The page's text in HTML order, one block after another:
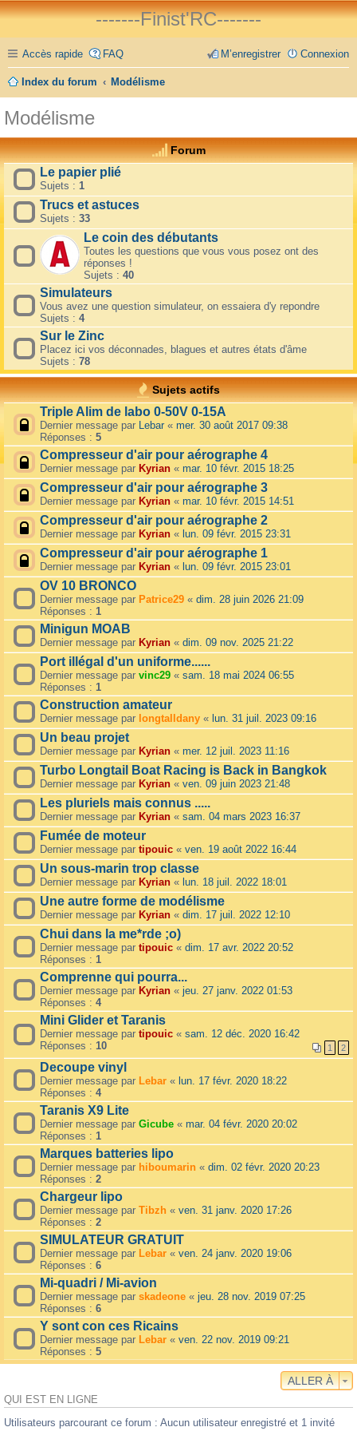
-------Finist'RC-------
Accès rapide FAQ Connexion
M’enregistrer
Index du forum Modélisme
Modélisme
Forum
Le papier plié
Sujets : 1
Trucs et astuces
Sujets : 33
Le coin des débutants
Toutes les questions que vous vous posez ont des
réponses !
Sujets : 40
Simulateurs
Vous avez une question simulateur, on essaiera d'y repondre
Sujets : 4
Sur le Zinc
Placez ici vos déconnades, blagues et autres états d'âme
Sujets : 78
Sujets actifs
Triple Alim de labo 0-50V 0-15A
Dernier message par Lebar« mer. 30 août 2017 09:38
Réponses : 5
Compresseur d'air pour aérographe 4
Dernier message par Kyrian « mar. 10 févr. 2015 18:25
Compresseur d'air pour aérographe 3
Dernier message par Kyrian « mar. 10 févr. 2015 14:51
Compresseur d'air pour aérographe 2
Dernier message par Kyrian « lun. 09 févr. 2015 23:31
Compresseur d'air pour aérographe 1
Dernier message par Kyrian « lun. 09 févr. 2015 23:01
OV 10 BRONCO
Dernier message par Patrice29 « dim. 28 juin 2026 21:09
Réponses : 1
Minigun MOAB
Dernier message par Kyrian « dim. 09 nov. 2025 21:22
Port illégal d'un uniforme......
Dernier message par vinc29 « sam. 18 mai 2024 06:55
Réponses : 1
Construction amateur
Dernier message par longtalldany « lun. 31 juil. 2023 09:16
Un beau projet
Dernier message par Kyrian « mer. 12 juil. 2023 11:16
Turbo Longtail Boat Racing is Back in Bangkok
Dernier message par Kyrian « ven. 09 juin 2023 21:48
Les pluriels mais connus .....
Dernier message par Kyrian « sam. 04 mars 2023 16:37
Fumée de moteur
Dernier message par tipouic « ven. 19 août 2022 16:44
Un sous-marin trop classe
Dernier message par Kyrian « lun. 18 juil. 2022 18:01
Une autre forme de modélisme
Dernier message par Kyrian « dim. 17 juil. 2022 12:10
Chui dans la me*rde ;o)
Dernier message par tipouic « dim. 17 avr. 2022 20:52
Réponses : 1
Comprenne qui pourra...
Dernier message par Kyrian « jeu. 27 janv. 2022 01:53
Réponses : 4
Mini Glider et Taranis
Dernier message par tipouic « sam. 12 déc. 2020 16:42
Réponses : 10 1 2
Decoupe vinyl
Dernier message par Lebar « lun. 17 févr. 2020 18:22
Réponses : 4
Taranis X9 Lite
Dernier message par Gicube « mar. 04 févr. 2020 20:02
Réponses : 1
Marques batteries lipo
Dernier message par hiboumarin « dim. 02 févr. 2020 20:23
Réponses : 2
Chargeur lipo
Dernier message par Tibzh « ven. 31 janv. 2020 17:26
Réponses : 2
SIMULATEUR GRATUIT
Dernier message par Lebar « ven. 24 janv. 2020 19:06
Réponses : 6
Mi-quadri / Mi-avion
Dernier message par skadeone « jeu. 28 nov. 2019 07:25
Réponses : 6
Y sont con ces Ricains
Dernier message par Lebar « ven. 22 nov. 2019 09:21
Réponses : 5
ALLER À
QUI EST EN LIGNE
Utilisateurs parcourant ce forum : Aucun utilisateur enregistré et 1 invité